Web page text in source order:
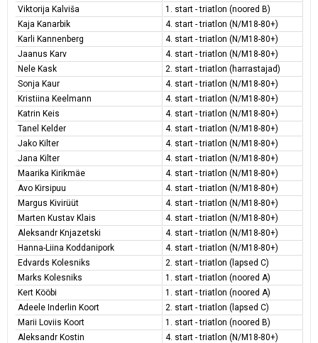
Viktorija Kalviša
1. start - triatlon (noored B)
Kaja Kanarbik
4. start - triatlon (N/M18-80+)
Karli Kannenberg
4. start - triatlon (N/M18-80+)
Jaanus Karv
4. start - triatlon (N/M18-80+)
Nele Kask
2. start - triatlon (harrastajad)
Sonja Kaur
4. start - triatlon (N/M18-80+)
Kristiina Keelmann
4. start - triatlon (N/M18-80+)
Katrin Keis
4. start - triatlon (N/M18-80+)
Tanel Kelder
4. start - triatlon (N/M18-80+)
Jako Kilter
4. start - triatlon (N/M18-80+)
Jana Kilter
4. start - triatlon (N/M18-80+)
Maarika Kirikmäe
4. start - triatlon (N/M18-80+)
Avo Kirsipuu
4. start - triatlon (N/M18-80+)
Margus Kivirüüt
4. start - triatlon (N/M18-80+)
Marten Kustav Klais
4. start - triatlon (N/M18-80+)
Aleksandr Knjazetski
4. start - triatlon (N/M18-80+)
Hanna-Liina Koddanipork
4. start - triatlon (N/M18-80+)
Edvards Kolesniks
2. start - triatlon (lapsed C)
Marks Kolesniks
1. start - triatlon (noored A)
Kert Kööbi
1. start - triatlon (noored A)
Adeele Inderlin Koort
2. start - triatlon (lapsed C)
Marii Loviis Koort
1. start - triatlon (noored B)
Aleksandr Kostin
4. start - triatlon (N/M18-80+)